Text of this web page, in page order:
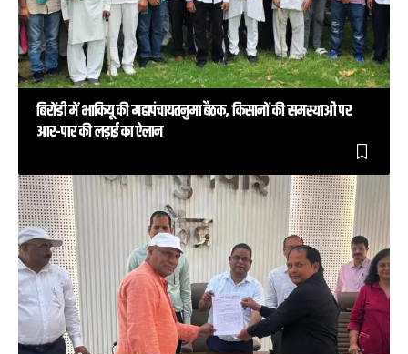
बिरोंडी में भाकियू की महापंचायतनुमा बैठक, किसानों की समस्याओं पर
आर-पार की लड़ाई का ऐलान